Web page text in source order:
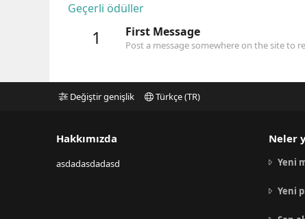
Geçerli ödüller
1 First Message
Post a message somewhere on the site to
Değiştir genişlik Türkçe (TR)
Hakkımızda
asdadasdadasd
Neler
Yeni
Yeni